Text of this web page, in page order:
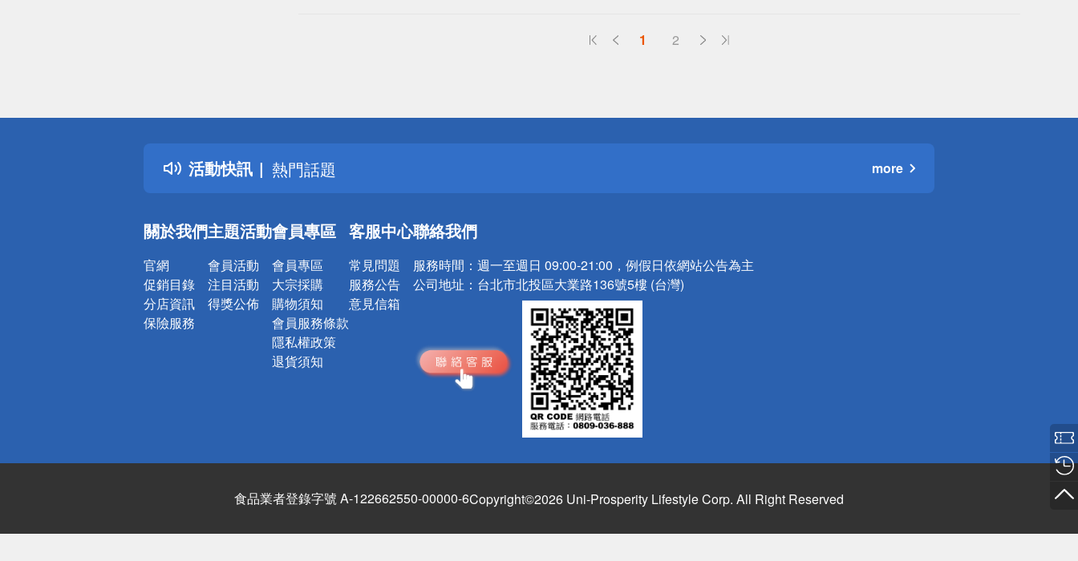
1 2
活動快訊
詐騙網頁！請小心！
得獎公告
熱門話題
銀行優惠
詐騙網頁！請小心！
more
關於我們
官網
促銷目錄
分店資訊
保險服務
主題活動
會員活動
注目活動
得獎公佈
會員專區
會員專區
大宗採購
購物須知
會員服務條款
隱私權政策
退貨須知
客服中心
常見問題
服務公告
意見信箱
聯絡我們
服務時間： 週一至週日 09:00-21:00，例假日依網站公告為主
公司地址： 台北市北投區大業路136號5樓 (台灣)
食品業者登錄字號 A-122662550-00000-6Copyright©2026 Uni-Prosperity Lifestyle Corp. All Right Reserved